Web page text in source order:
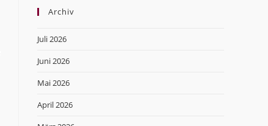
Archiv
Juli 2026
Juni 2026
Mai 2026
April 2026